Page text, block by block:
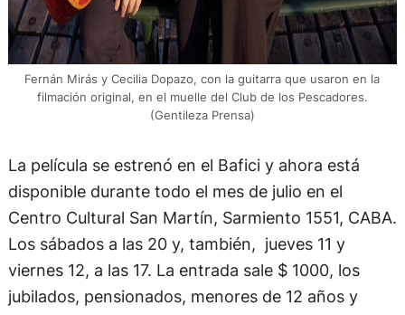
Fernán Mirás y Cecilia Dopazo, con la guitarra que usaron en la
filmación original, en el muelle del Club de los Pescadores.
(Gentileza Prensa)
La película se estrenó en el Bafici y ahora está
disponible durante todo el mes de julio en el
Centro Cultural San Martín, Sarmiento 1551, CABA.
Los sábados a las 20 y, también, jueves 11 y
viernes 12, a las 17. La entrada sale $ 1000, los
jubilados, pensionados, menores de 12 años y